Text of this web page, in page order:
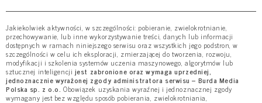
Jakiekolwiek aktywności, w szczególności: pobieranie, zwielokrotnianie,
przechowywanie, lub inne wykorzystywanie treści, danych lub informacji
dostępnych w ramach niniejszego serwisu oraz wszystkich jego podstron, w
szczególności w celu ich eksploracji, zmierzającej do tworzenia, rozwoju,
modyfikacji i szkolenia systemów uczenia maszynowego, algorytmów lub
sztucznej inteligencji jest zabronione oraz wymaga uprzedniej,
jednoznacznie wyrażonej zgody administratora serwisu – Burda Media
Polska sp. z o.o. Obowiązek uzyskania wyraźnej i jednoznacznej zgody
wymagany jest bez względu sposób pobierania, zwielokrotniania,